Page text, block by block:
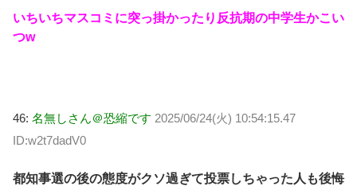
いちいちマスコミに突っ掛かったり反抗期の中学生かこい
つw
46: 名無しさん＠恐縮です 2025/06/24(火) 10:54:15.47
ID:w2t7dadV0
都知事選の後の態度がクソ過ぎて投票しちゃった人も後悔